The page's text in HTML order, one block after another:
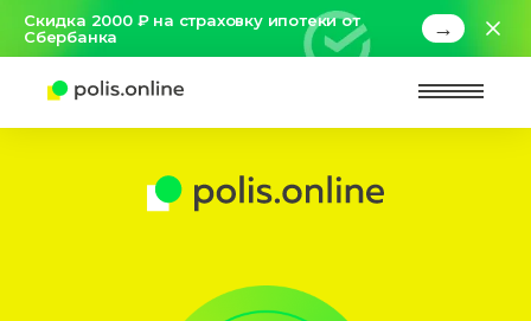
Скидка 2000 ₽ на страховку ипотеки от
Сбербанка
→